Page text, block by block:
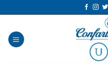
ai
contenuti